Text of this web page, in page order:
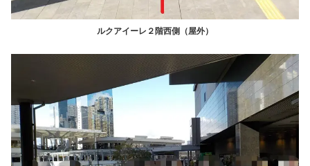
ルクアイーレ２階西側（屋外）